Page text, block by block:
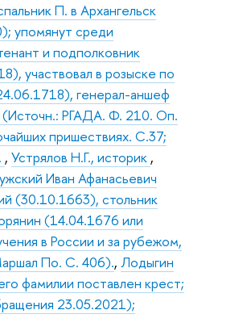
П. в Архангельск
упомянут среди
и подполковник
участвовал в розыске по
генерал-аншеф
РГАДА. Ф. 210. Оп.
пришествиях. С.37;
,Устрялов Н.Г., историк ,
Иван Афанасьевич
(30.10.1663), стольник
(14.04.1676 или
в России и за рубежом,
По. С. 406).,Лодыгин
фамилии поставлен крест;
23.05.2021);